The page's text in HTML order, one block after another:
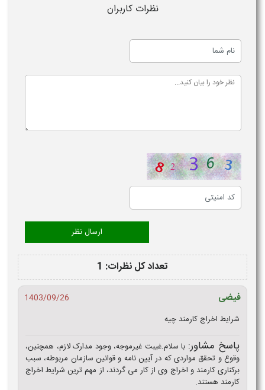
نظرات کاربران
تعداد کل نظرات: 1
فیضی
1403/09/26
شرایط اخراج کارمند چیه
پاسخ مشاور: با سلام.غیبت غیرموجه، وجود مدارک لازم، همچنین،
وقوع و تحقق مواردی که در آیین نامه و قوانین سازمان مربوطه، سبب
برکناری کارمند و اخراج وی از کار می گردند، از مهم ترین شرایط اخراج
کارمند هستند.